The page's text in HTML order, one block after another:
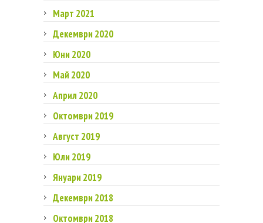
Март 2021
Декември 2020
Юни 2020
Май 2020
Април 2020
Октомври 2019
Август 2019
Юли 2019
Януари 2019
Декември 2018
Октомври 2018